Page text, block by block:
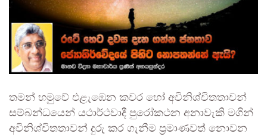
තමන් හමුවේ එළැඹෙන කවර හෝ අවිනිශ්චිතතාවන්
සම්බන්ධයෙන් යථාර්ථවාදී පුරෝකථන අනාවැකි මගින්
අවිනිශ්චිතතාවන් දුරු කර ගැනීම ප්‍රමාණවත් නොවන